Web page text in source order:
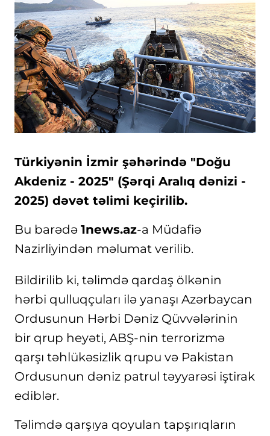
Türkiyənin İzmir şəhərində "Doğu
Akdeniz - 2025" (Şərqi Aralıq dənizi -
2025) dəvət təlimi keçirilib.
Bu barədə 1news.az-a Müdafiə
Nazirliyindən məlumat verilib.
Bildirilib ki, təlimdə qardaş ölkənin
hərbi qulluqçuları ilə yanaşı Azərbaycan
Ordusunun Hərbi Dəniz Qüvvələrinin
bir qrup heyəti, ABŞ-nin terrorizmə
qarşı təhlükəsizlik qrupu və Pakistan
Ordusunun dəniz patrul təyyarəsi iştirak
ediblər.
Təlimdə qarşıya qoyulan tapşırıqların